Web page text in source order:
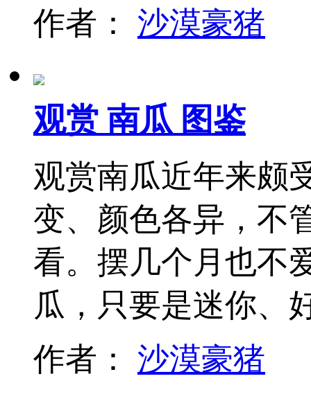
作者： 沙漠豪猪
观赏 南瓜 图鉴
观赏南瓜近年来颇
变、颜色各异，不
看。摆几个月也不
瓜，只要是迷你
作者： 沙漠豪猪